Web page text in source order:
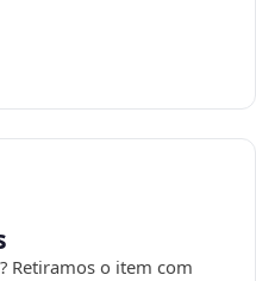
Retiramos o item com